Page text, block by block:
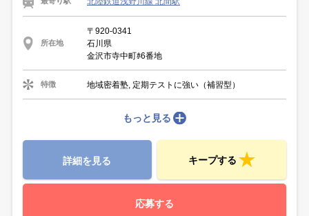
所在地
〒920-0341
石川県
金沢市寺中町ﾎ6番地
特徴 地域密着塾, 定期テストに強い（補習型）
もっと見る
詳細を見る キープする
応募する